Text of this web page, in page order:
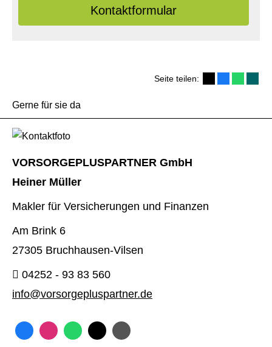
Kontaktformular
Seite teilen:
Gerne für sie da
VORSORGEPLUSPARTNER GmbH
Heiner Müller
Makler für Versicherungen und Finanzen
Am Brink 6
27305 Bruchhausen-Vilsen
04252 - 93 83 560
info@vorsorgepluspartner.de